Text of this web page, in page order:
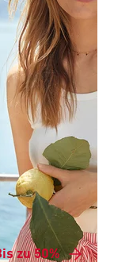
zu 50%